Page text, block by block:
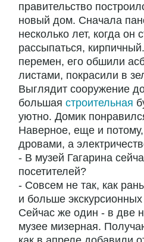
правительство
новый дом. Сначала
несколько лет, когда он
рассыпаться,
перемен, его обшили
листами, покрасили в
Выглядит сооружение
большая строительная
уютно. Домик
Наверное, еще и
дровами, а
- В музей Гагарина
посетителей?
- Совсем не так, как
и больше
Сейчас же один - в две
музее мизерная.